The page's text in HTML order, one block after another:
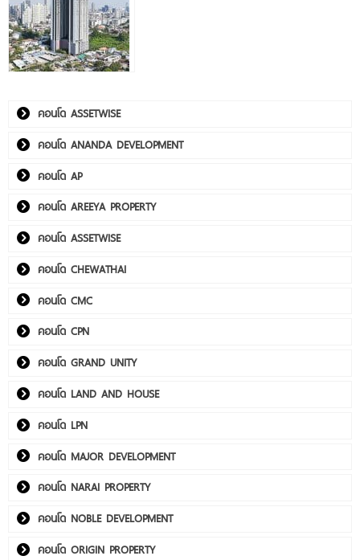
คอนโด ASSETWISE
คอนโด ANANDA DEVELOPMENT
คอนโด AP
คอนโด AREEYA PROPERTY
คอนโด ASSETWISE
คอนโด CHEWATHAI
คอนโด CMC
คอนโด CPN
คอนโด GRAND UNITY
คอนโด LAND AND HOUSE
คอนโด LPN
คอนโด MAJOR DEVELOPMENT
คอนโด NARAI PROPERTY
คอนโด NOBLE DEVELOPMENT
คอนโด ORIGIN PROPERTY